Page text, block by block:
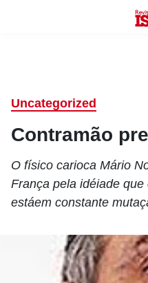
Uncategorized
Contramão
O físico carioca Mário
França pela idéiade
estáem constante